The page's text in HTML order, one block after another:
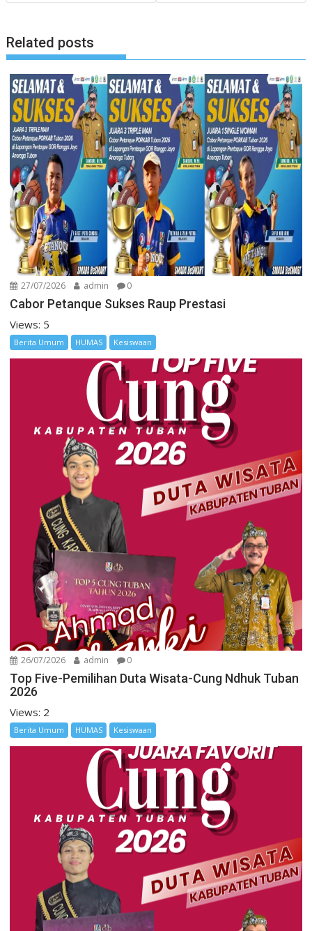
Related posts
27/07/2026 admin 0
Cabor Petanque Sukses Raup Prestasi
Views: 5
Berita Umum HUMAS Kesiswaan
26/07/2026 admin 0
Top Five-Pemilihan Duta Wisata-Cung Ndhuk Tuban
2026
Views: 2
Berita Umum HUMAS Kesiswaan